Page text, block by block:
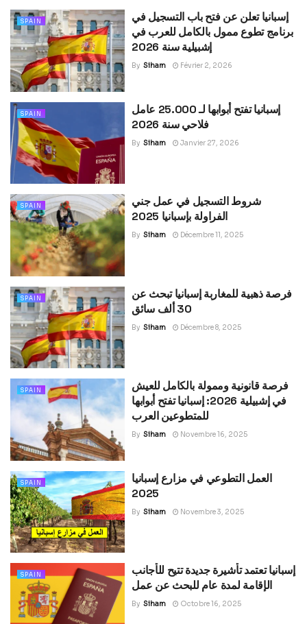
SPAIN
إسبانيا تعلن عن فتح باب التسجيل في
برنامج تطوع ممول بالكامل للعرب في
إشبيلية سنة 2026
By Siham Février 2, 2026
SPAIN
إسبانيا تفتح أبوابها لـ 25.000 عامل
فلاحي سنة 2026
By Siham Janvier 27, 2026
SPAIN
شروط التسجيل في عمل جني
الفراولة بإسبانيا 2025
By Siham Décembre 11, 2025
SPAIN
فرصة ذهبية للمغاربة إسبانيا تبحث عن
30 ألف سائق
By Siham Décembre 8, 2025
SPAIN
فرصة قانونية وممولة بالكامل للعيش
في إشبيلية 2026: إسبانيا تفتح أبوابها
للمتطوعين العرب
By Siham Novembre 16, 2025
SPAIN
العمل التطوعي في مزارع إسبانيا
2025
By Siham Novembre 3, 2025
SPAIN
إسبانيا تعتمد تأشيرة جديدة تتيح للأجانب
الإقامة لمدة عام للبحث عن عمل
By Siham Octobre 16, 2025